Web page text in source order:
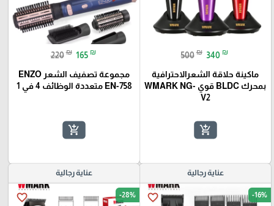
500 ₪ 340 ₪
ماكينة حلاقة الشعرالاحترافية
بمحرك BLDC قوي WMARK NG-
V2
add_shopping_cart
220 ₪ 165 ₪
مجموعة تصفيف الشعر ENZO
EN-758 متعددة الوظائف 4 في 1
add_shopping_cart
عناية رجالية
favorite_border -16%
عناية رجالية
favorite_border -28%